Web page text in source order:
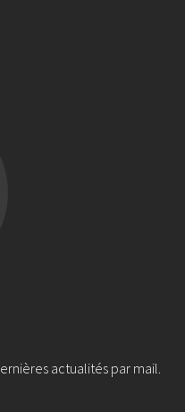
actualités par mail.